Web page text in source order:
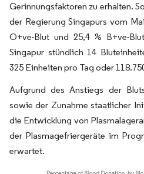
Gerinnungsfaktoren zu erhalten.
der Regierung Singapurs vom
O+ve-Blut und 25,4 % B+ve-
Singapur stündlich 14
325 Einheiten pro Tag oder
Aufgrund des Anstiegs der
sowie der Zunahme staatlicher
die Entwicklung von
der Plasmagefriergeräte im
erwartet.